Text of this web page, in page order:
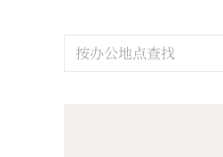
按办公地点查找